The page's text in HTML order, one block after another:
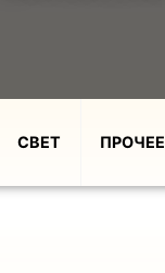
СВЕТ ПРОЧЕЕ